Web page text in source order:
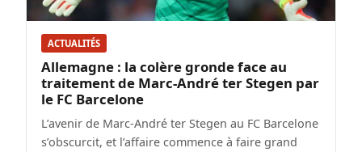
ACTUALITÉS
Allemagne : la colère gronde face au
traitement de Marc-André ter Stegen par
le FC Barcelone
L’avenir de Marc-André ter Stegen au FC Barcelone
s’obscurcit, et l’affaire commence à faire grand